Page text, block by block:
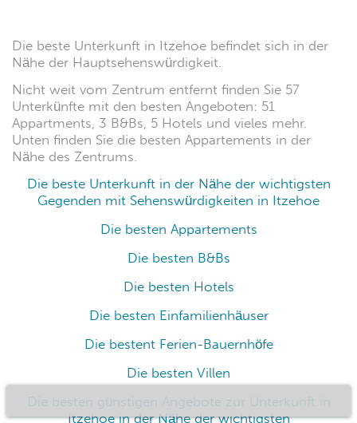
Die beste Unterkunft in Itzehoe befindet sich in der
Nähe der Hauptsehenswürdigkeit.
Nicht weit vom Zentrum entfernt finden Sie 57
Unterkünfte mit den besten Angeboten: 51
Appartments, 3 B&Bs, 5 Hotels und vieles mehr.
Unten finden Sie die besten Appartements in der
Nähe des Zentrums.
Die beste Unterkunft in der Nähe der wichtigsten
Gegenden mit Sehenswürdigkeiten in Itzehoe
Die besten Appartements
Die besten B&Bs
Die besten Hotels
Die besten Einfamilienhäuser
Die bestent Ferien-Bauernhöfe
Die besten Villen
Die besten günstigen Angebote zur Unterkunft in
Itzehoe in der Nähe der wichtigsten